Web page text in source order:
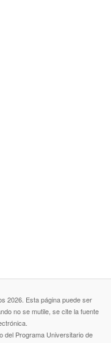
2026. Esta página puede ser
no se mutile, se cite la fuente
del Programa Universitario de